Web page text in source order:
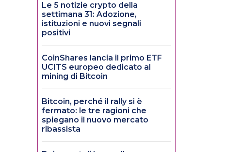
Le 5 notizie crypto della
settimana 31: Adozione,
istituzioni e nuovi segnali
positivi
CoinShares lancia il primo ETF
UCITS europeo dedicato al
mining di Bitcoin
Bitcoin, perché il rally si è
fermato: le tre ragioni che
spiegano il nuovo mercato
ribassista